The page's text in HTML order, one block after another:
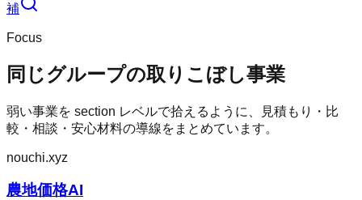
補
Focus
同じグループの取りこぼし事業
弱い事業を section レベルで拾えるように、見積もり・比
較・相談・安心材料の導線をまとめています。
nouchi.xyz
農地価格AI